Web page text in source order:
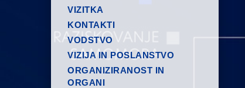
VIZITKA
KONTAKTI
VODSTVO
VIZIJA IN POSLANSTVO
ORGANIZIRANOST IN
ORGANI